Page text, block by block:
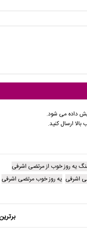
داده می شود.
ارسال کنید.
یه روز خوب از مرتضی اشرفی
اشرفی یه روز خوب مرتضی اشرفی